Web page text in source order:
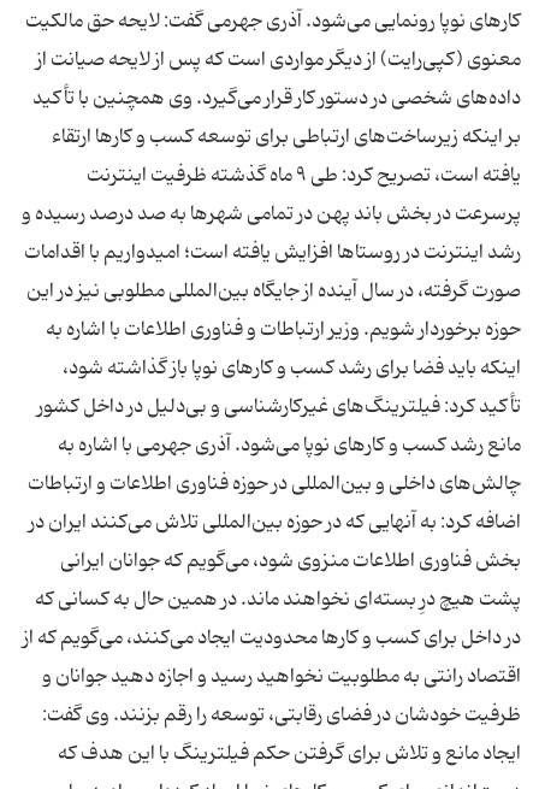
کارهای نوپا رونمایی می‌شود. آذری جهرمی گفت: لایحه حق مالکیت
معنوی (کپی‌رایت) از دیگر مواردی است که پس از لایحه صیانت از
داده‌های شخصی در دستور کار قرار می‌گیرد. وی همچنین با تأکید
بر اینکه زیرساخت‌های ارتباطی برای توسعه کسب و کارها ارتقاء
یافته است، تصریح کرد: طی ۹ ماه گذشته ظرفیت اینترنت
پرسرعت در بخش باند پهن در تمامی شهرها به صد درصد رسیده و
رشد اینترنت در روستاها افزایش یافته است؛ امیدواریم با اقدامات
صورت گرفته، در سال آینده از جایگاه بین‌المللی مطلوبی نیز در این
حوزه برخوردار شویم. وزیر ارتباطات و فناوری اطلاعات با اشاره به
اینکه باید فضا برای رشد کسب و کارهای نوپا باز گذاشته شود،
تأکید کرد: فیلترینگ‌های غیرکارشناسی و بی‌دلیل در داخل کشور
مانع رشد کسب و کارهای نوپا می‌شود. آذری جهرمی با اشاره به
چالش‌های داخلی و بین‌المللی در حوزه فناوری اطلاعات و ارتباطات
اضافه کرد: به آنهایی که در حوزه بین‌المللی تلاش می‌کنند ایران در
بخش فناوری اطلاعات منزوی شود، می‌گویم که جوانان ایرانی
پشت هیچ درِ بسته‌ای نخواهند ماند. در همین حال به کسانی که
در داخل برای کسب و کارها محدودیت ایجاد می‌کنند، می‌گویم که از
اقتصاد رانتی به مطلوبیت نخواهید رسید و اجازه دهید جوانان و
ظرفیت خودشان در فضای رقابتی، توسعه را رقم بزنند. وی گفت:
ایجاد مانع و تلاش برای گرفتن حکم فیلترینگ‌ با این هدف که